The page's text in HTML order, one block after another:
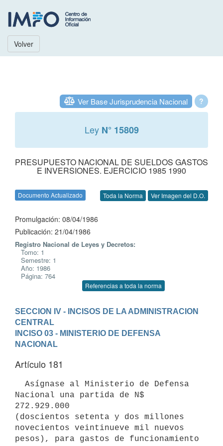
Volver
?
Ver Base Jurisprudencia Nacional
Ley N° 15809
PRESUPUESTO NACIONAL DE SUELDOS GASTOS
E INVERSIONES. EJERCICIO 1985 1990
Documento Actualizado Toda la Norma Ver Imagen del D.O.
Promulgación: 08/04/1986
Publicación: 21/04/1986
Registro Nacional de Leyes y Decretos:
Tomo: 1
Semestre: 1
Año: 1986
Página: 764
Referencias a toda la norma
SECCION IV - INCISOS DE LA ADMINISTRACION
CENTRAL
INCISO 03 - MINISTERIO DE DEFENSA
NACIONAL
Artículo 181
Nacional una partida de N$
272.929.000
(doscientos setenta y dos millones
novecientos veintinueve mil nuevos
pesos), para gastos de funcionamiento